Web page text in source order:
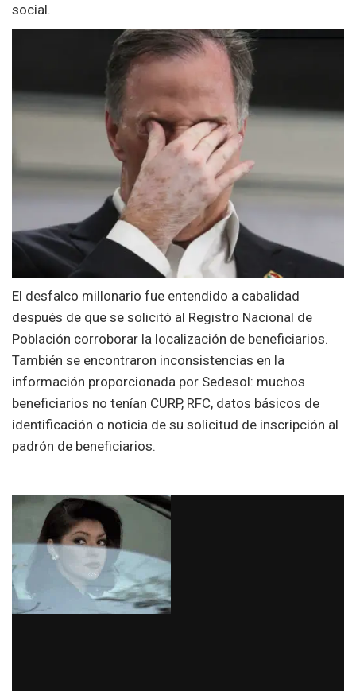
social.
El desfalco millonario fue entendido a cabalidad
después de que se solicitó al Registro Nacional de
Población corroborar la localización de beneficiarios.
También se encontraron inconsistencias en la
información proporcionada por Sedesol: muchos
beneficiarios no tenían CURP, RFC, datos básicos de
identificación o noticia de su solicitud de inscripción al
padrón de beneficiarios.